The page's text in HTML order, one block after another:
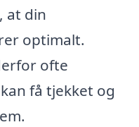
at din
optimalt.
ofte
få tjekket og